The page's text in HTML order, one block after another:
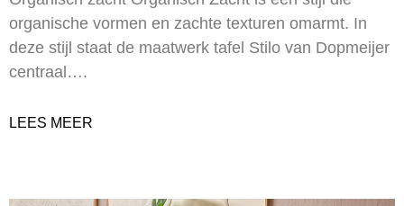
organische vormen en zachte texturen omarmt. In
deze stijl staat de maatwerk tafel Stilo van Dopmeijer
centraal….
LEES MEER